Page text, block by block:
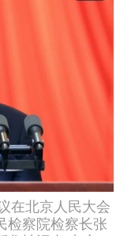
在北京人民大会
检察院检察长张